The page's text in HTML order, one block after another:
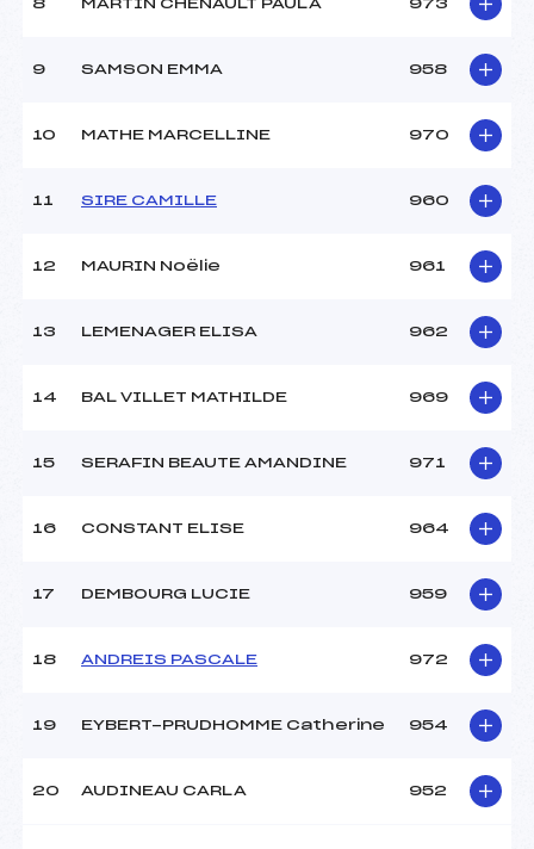
8 MARTIN CHENAULT PAULA 973
9 SAMSON EMMA 958
10 MATHE MARCELLINE 970
11 SIRE CAMILLE 960
12 MAURIN Noëlie 961
13 LEMENAGER ELISA 962
14 BAL VILLET MATHILDE 969
15 SERAFIN BEAUTE AMANDINE 971
16 CONSTANT ELISE 964
17 DEMBOURG LUCIE 959
18 ANDREIS PASCALE 972
19 EYBERT-PRUDHOMME Catherine 954
20 AUDINEAU CARLA 952